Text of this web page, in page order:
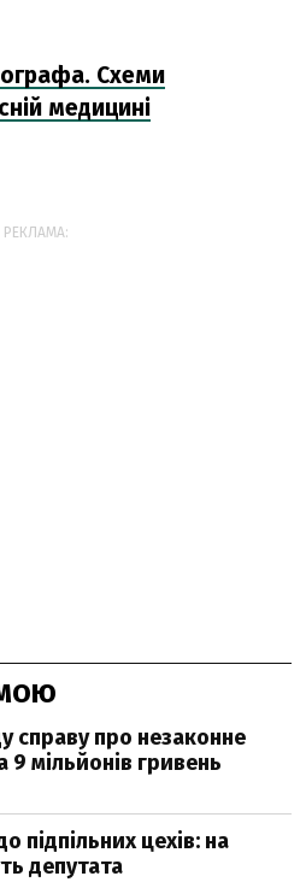
Схеми
медицині
РЕКЛАМА:
справу про незаконне
9 мільйонів гривень
підпільних цехів: на
депутата